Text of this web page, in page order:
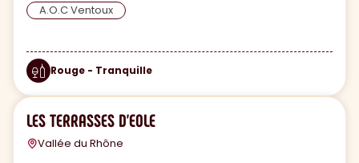
A.O.C Ventoux
Rouge - Tranquille
LES TERRASSES D'EOLE
Vallée du Rhône